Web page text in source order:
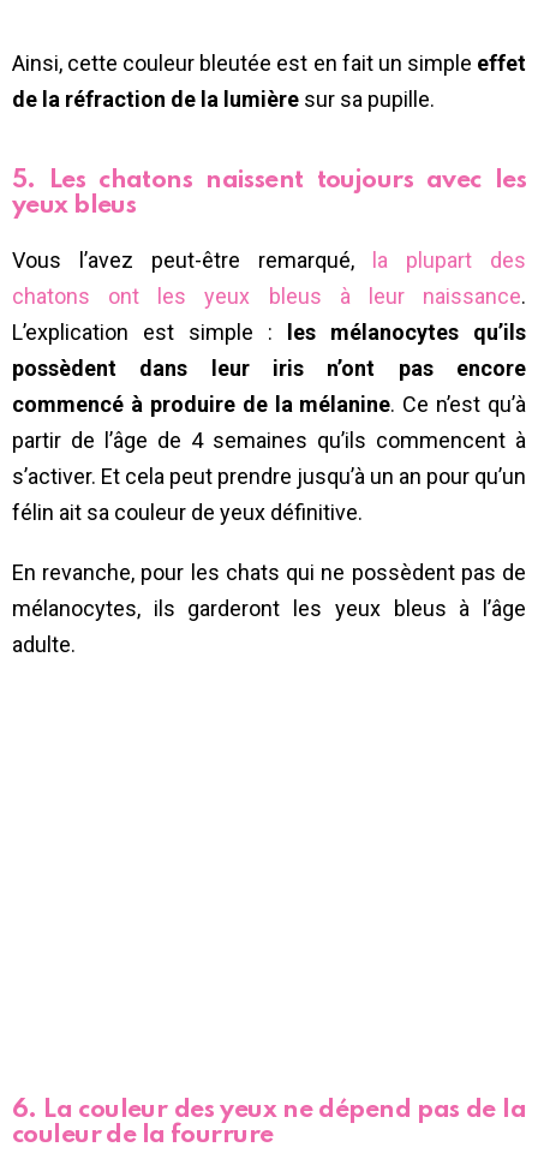
Ainsi, cette couleur bleutée est en fait un simple effet
de la réfraction de la lumière sur sa pupille.
5. Les chatons naissent toujours avec les
yeux bleus
Vous l’avez peut-être remarqué,
la plupart des
chatons ont les yeux bleus à leur naissance.
L’explication est simple : les mélanocytes qu’ils
possèdent dans leur iris n’ont pas encore
commencé à produire de la mélanine. Ce n’est qu’à
partir de l’âge de 4 semaines qu’ils commencent à
s’activer. Et cela peut prendre jusqu’à un an pour qu’un
félin ait sa couleur de yeux définitive.
En revanche, pour les chats qui ne possèdent pas de
mélanocytes, ils garderont les yeux bleus à l’âge
adulte.
6. La couleur des yeux ne dépend pas de la
couleur de la fourrure